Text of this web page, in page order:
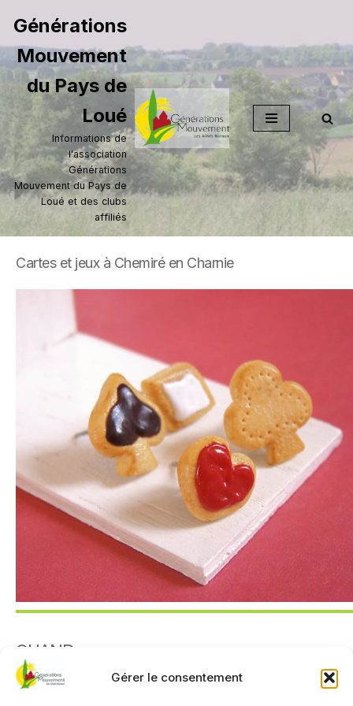
Gérer le consentement
Aller
au
contenu
Générations
Mouvement
du Pays de
Loué
Informations de
l'association
Générations
Mouvement du Pays de
Loué et des clubs
affiliés
Cartes et jeux à Chemiré en Charnie
QUAND
21 octobre 2025